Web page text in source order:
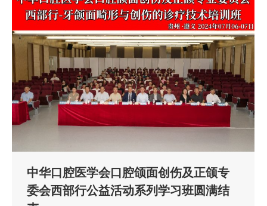
中华口腔医学会口腔颌面创伤及正颌专
委会西部行公益活动系列学习班圆满结